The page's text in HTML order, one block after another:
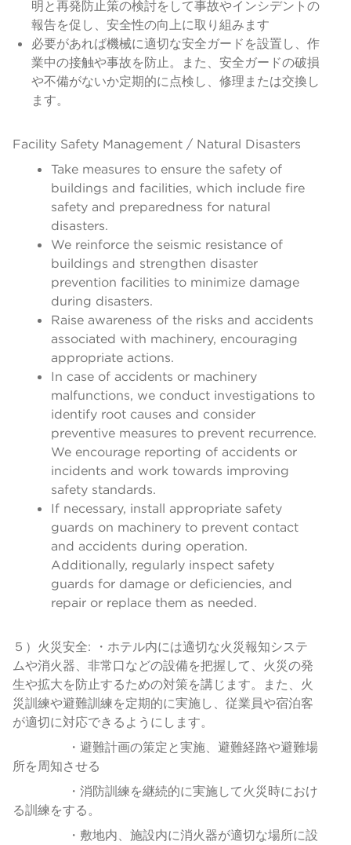
明と再発防止策の検討をして事故やインシデントの
報告を促し、安全性の向上に取り組みます
必要があれば機械に適切な安全ガードを設置し、作
業中の接触や事故を防止。また、安全ガードの破損
や不備がないか定期的に点検し、修理または交換し
ます。
Facility Safety Management / Natural Disasters
Take measures to ensure the safety of
buildings and facilities, which include fire
safety and preparedness for natural
disasters.
We reinforce the seismic resistance of
buildings and strengthen disaster
prevention facilities to minimize damage
during disasters.
Raise awareness of the risks and accidents
associated with machinery, encouraging
appropriate actions.
In case of accidents or machinery
malfunctions, we conduct investigations to
identify root causes and consider
preventive measures to prevent recurrence.
We encourage reporting of accidents or
incidents and work towards improving
safety standards.
If necessary, install appropriate safety
guards on machinery to prevent contact
and accidents during operation.
Additionally, regularly inspect safety
guards for damage or deficiencies, and
repair or replace them as needed.
５）火災安全: ・ホテル内には適切な火災報知システ
ムや消火器、非常口などの設備を把握して、火災の発
生や拡大を防止するための対策を講じます。また、火
災訓練や避難訓練を定期的に実施し、従業員や宿泊客
が適切に対応できるようにします。
・避難計画の策定と実施、避難経路や避難場
所を周知させる
・消防訓練を継続的に実施して火災時におけ
る訓練をする。
・敷地内、施設内に消火器が適切な場所に設